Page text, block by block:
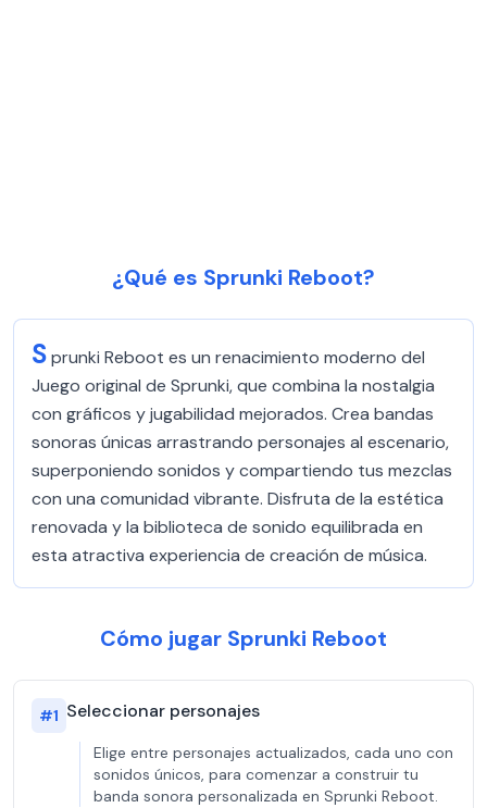
¿Qué es Sprunki Reboot?
Sprunki Reboot es un renacimiento moderno del
Juego original de Sprunki, que combina la nostalgia
con gráficos y jugabilidad mejorados. Crea bandas
sonoras únicas arrastrando personajes al escenario,
superponiendo sonidos y compartiendo tus mezclas
con una comunidad vibrante. Disfruta de la estética
renovada y la biblioteca de sonido equilibrada en
esta atractiva experiencia de creación de música.
Cómo jugar Sprunki Reboot
#1 Seleccionar personajes
Elige entre personajes actualizados, cada uno con
sonidos únicos, para comenzar a construir tu
banda sonora personalizada en Sprunki Reboot.